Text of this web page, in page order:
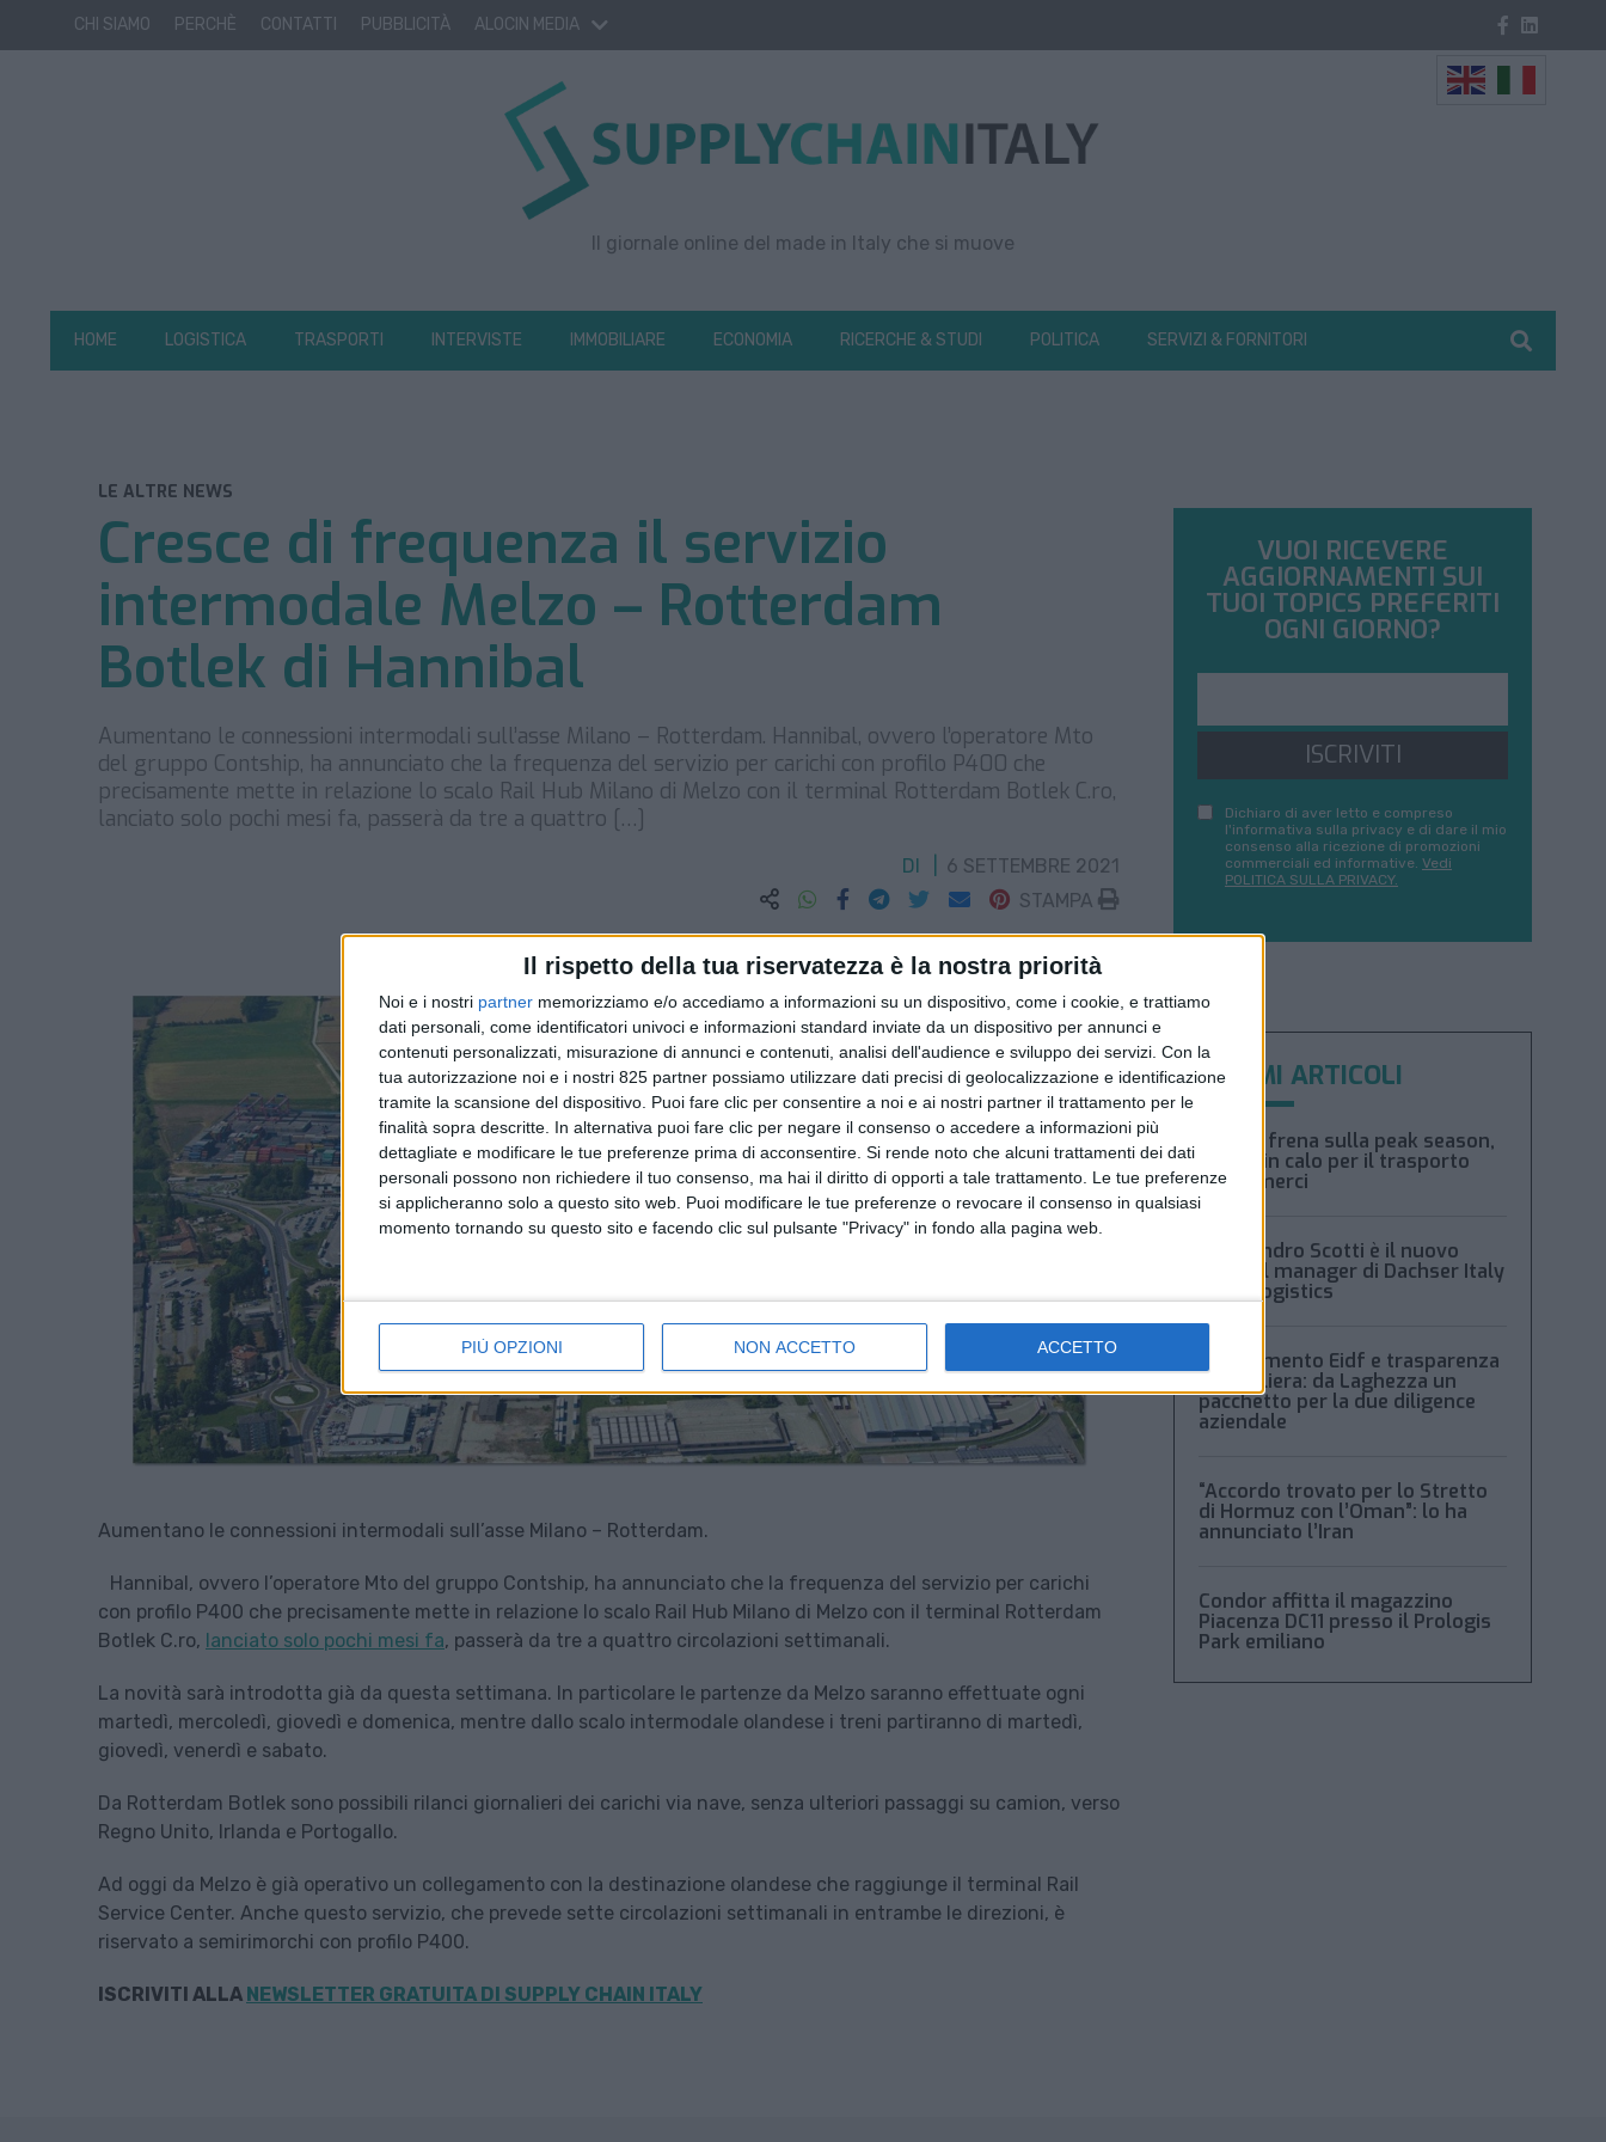
Il rispetto della tua riservatezza è la nostra priorità
Noi e i nostri partner memorizziamo e/o accediamo a informazioni su un dispositivo, come i cookie, e trattiamo
dati personali, come identificatori univoci e informazioni standard inviate da un dispositivo per annunci e
contenuti personalizzati, misurazione di annunci e contenuti, analisi dell'audience e sviluppo dei servizi. Con la
tua autorizzazione noi e i nostri 825 partner possiamo utilizzare dati precisi di geolocalizzazione e identificazione
tramite la scansione del dispositivo. Puoi fare clic per consentire a noi e ai nostri partner il trattamento per le
finalità sopra descritte. In alternativa puoi fare clic per negare il consenso o accedere a informazioni più
dettagliate e modificare le tue preferenze prima di acconsentire. Si rende noto che alcuni trattamenti dei dati
personali possono non richiedere il tuo consenso, ma hai il diritto di opporti a tale trattamento. Le tue preferenze
si applicheranno solo a questo sito web. Puoi modificare le tue preferenze o revocare il consenso in qualsiasi
momento tornando su questo sito e facendo clic sul pulsante "Privacy" in fondo alla pagina web.
PIÙ OPZIONI NON ACCETTO ACCETTO
CHI SIAMO PERCHÈ CONTATTI PUBBLICITÀ ALOCIN MEDIA
Il giornale online del made in Italy che si muove
HOME LOGISTICA TRASPORTI INTERVISTE IMMOBILIARE ECONOMIA RICERCHE & STUDI POLITICA SERVIZI & FORNITORI
LE ALTRE NEWS
Cresce di frequenza il servizio
intermodale Melzo – Rotterdam
Botlek di Hannibal
Aumentano le connessioni intermodali sull’asse Milano – Rotterdam. Hannibal, ovvero l’operatore Mto
del gruppo Contship, ha annunciato che la frequenza del servizio per carichi con profilo P400 che
precisamente mette in relazione lo scalo Rail Hub Milano di Melzo con il terminal Rotterdam Botlek C.ro,
lanciato solo pochi mesi fa, passerà da tre a quattro […]
DI
6 SETTEMBRE 2021
STAMPA
Aumentano le connessioni intermodali sull’asse Milano – Rotterdam.
Hannibal, ovvero l’operatore Mto del gruppo Contship, ha annunciato che la frequenza del servizio per carichi
con profilo P400 che precisamente mette in relazione lo scalo Rail Hub Milano di Melzo con il terminal Rotterdam
Botlek C.ro, lanciato solo pochi mesi fa, passerà da tre a quattro circolazioni settimanali.
La novità sarà introdotta già da questa settimana. In particolare le partenze da Melzo saranno effettuate ogni
martedì, mercoledì, giovedì e domenica, mentre dallo scalo intermodale olandese i treni partiranno di martedì,
giovedì, venerdì e sabato.
Da Rotterdam Botlek sono possibili rilanci giornalieri dei carichi via nave, senza ulteriori passaggi su camion, verso
Regno Unito, Irlanda e Portogallo.
Ad oggi da Melzo è già operativo un collegamento con la destinazione olandese che raggiunge il terminal Rail
Service Center. Anche questo servizio, che prevede sette circolazioni settimanali in entrambe le direzioni, è
riservato a semirimorchi con profilo P400.
ISCRIVITI ALLA NEWSLETTER GRATUITA DI SUPPLY CHAIN ITALY
VUOI RICEVERE
AGGIORNAMENTI SUI
TUOI TOPICS PREFERITI
OGNI GIORNO?
ISCRIVITI
Dichiaro di aver letto e compreso
l'informativa sulla privacy e di dare il mio
consenso alla ricezione di promozioni
commerciali ed informative. Vedi
POLITICA SULLA PRIVACY.
ULTIMI ARTICOLI
Xeneta frena sulla peak season,
tariffe in calo per il trasporto
aereo merci
Alessandro Scotti è il nuovo
general manager di Dachser Italy
Food Logistics
Regolamento Eidf e trasparenza
della filiera: da Laghezza un
pacchetto per la due diligence
aziendale
“Accordo trovato per lo Stretto
di Hormuz con l’Oman”: lo ha
annunciato l’Iran
Condor affitta il magazzino
Piacenza DC11 presso il Prologis
Park emiliano